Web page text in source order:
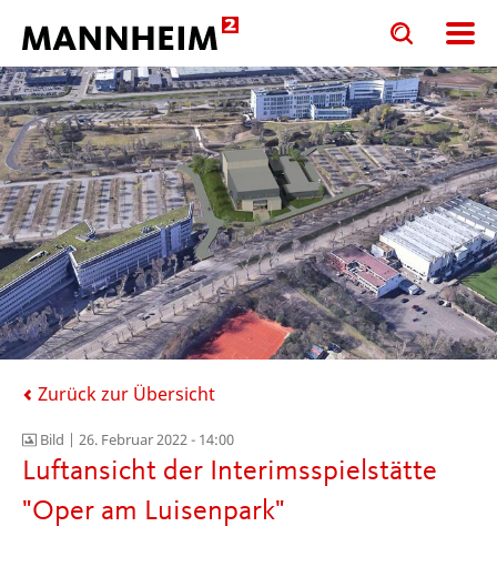
Toggle
search
input
form
Toggle
search
input
Zurück zur Übersicht
Bild | 26. Februar 2022 - 14:00
Luftansicht der Interimsspielstätte
"Oper am Luisenpark"